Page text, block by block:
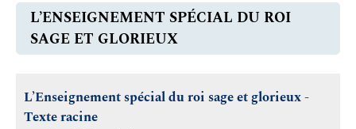
L’ENSEIGNEMENT SPÉCIAL DU ROI
SAGE ET GLORIEUX
L’Enseignement spécial du roi sage et glorieux -
Texte racine